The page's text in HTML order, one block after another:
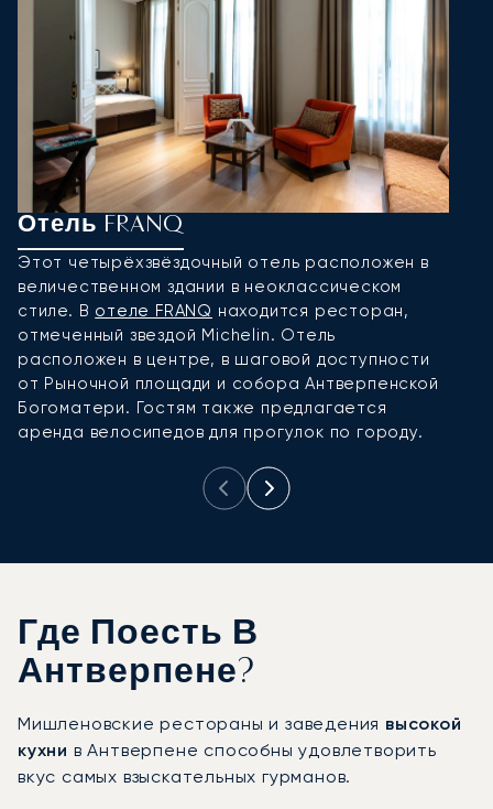
Отель FRANQ
Этот четырёхзвёздочный отель расположен в
величественном здании в неоклассическом
стиле. В отеле FRANQ находится ресторан,
отмеченный звездой Michelin. Отель
расположен в центре, в шаговой доступности
от Рыночной площади и собора Антверпенской
Богоматери. Гостям также предлагается
аренда велосипедов для прогулок по городу.
Где Поесть В
Антверпене?
Мишленовские рестораны и заведения высокой
кухни в Антверпене способны удовлетворить
вкус самых взыскательных гурманов.